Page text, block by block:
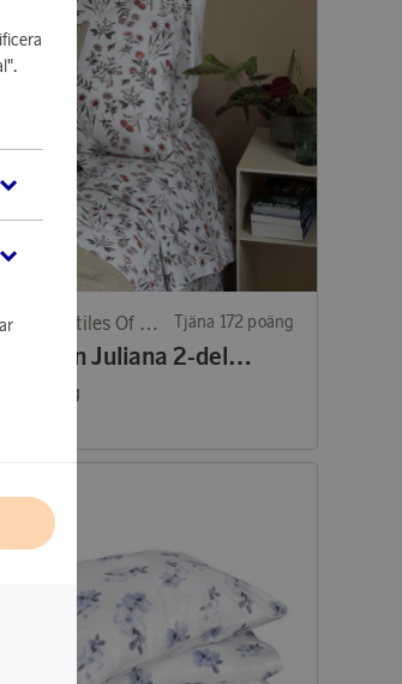
Classic Textiles Of Sweden Tjäna 172 poäng
Påslakan Juliana 2-dels orange/grön
5 540 poäng